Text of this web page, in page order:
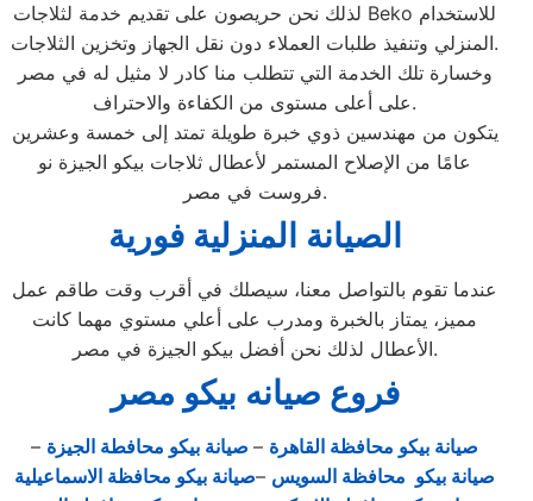
لذلك نحن حريصون على تقديم خدمة لثلاجات Beko للاستخدام
المنزلي وتنفيذ طلبات العملاء دون نقل الجهاز وتخزين الثلاجات.
وخسارة تلك الخدمة التي تتطلب منا كادر لا مثيل له في مصر
على أعلى مستوى من الكفاءة والاحتراف.
يتكون من مهندسين ذوي خبرة طويلة تمتد إلى خمسة وعشرين
عامًا من الإصلاح المستمر لأعطال ثلاجات بيكو الجيزة نو
فروست في مصر.
الصيانة المنزلية فورية
عندما تقوم بالتواصل معنا، سيصلك في أقرب وقت طاقم عمل
مميز، يمتاز بالخبرة ومدرب على أعلي مستوي مهما كانت
الأعطال لذلك نحن أفضل بيكو الجيزة في مصر.
فروع صيانه بيكو مصر
صيانة بيكو محافظة القاهرة – صيانة بيكو محافطة الجيزة –
صيانة بيكو محافظة السويس –صيانة بيكو محافظة الاسماعيلية